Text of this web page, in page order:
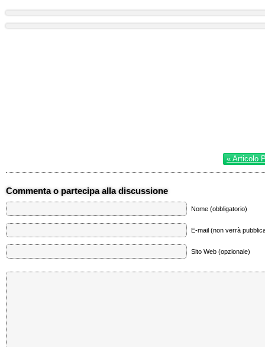
« Articolo
Commenta o partecipa alla discussione
Nome (obbligatorio)
E-mail (non verrà
Sito Web (opzionale)